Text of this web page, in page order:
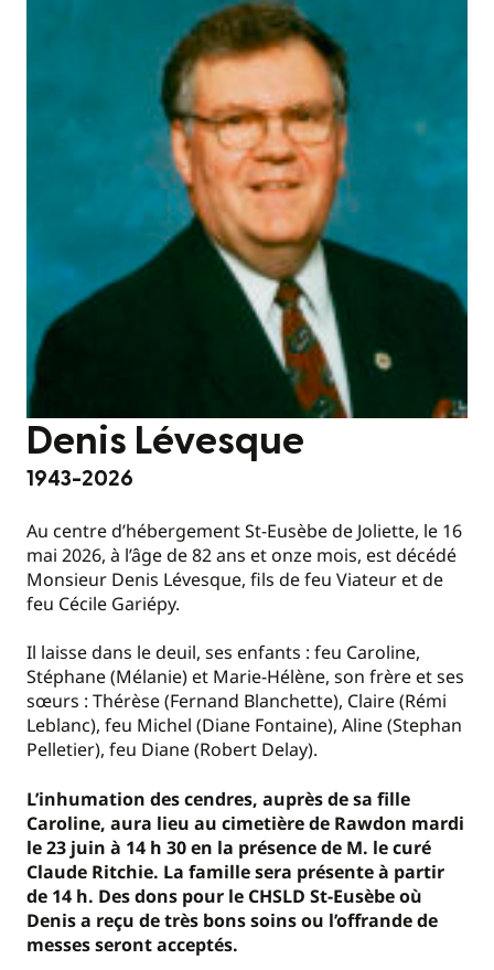
Denis Lévesque
1943-2026
Au centre d’hébergement St-Eusèbe de Joliette, le 16
mai 2026, à l’âge de 82 ans et onze mois, est décédé
Monsieur Denis Lévesque, fils de feu Viateur et de
feu Cécile Gariépy.
Il laisse dans le deuil, ses enfants : feu Caroline,
Stéphane (Mélanie) et Marie-Hélène, son frère et ses
sœurs : Thérèse (Fernand Blanchette), Claire (Rémi
Leblanc), feu Michel (Diane Fontaine), Aline (Stephan
Pelletier), feu Diane (Robert Delay).
L’inhumation des cendres, auprès de sa fille
Caroline, aura lieu au cimetière de Rawdon mardi
le 23 juin à 14 h 30 en la présence de M. le curé
Claude Ritchie. La famille sera présente à partir
de 14 h. Des dons pour le CHSLD St-Eusèbe où
Denis a reçu de très bons soins ou l’offrande de
messes seront acceptés.